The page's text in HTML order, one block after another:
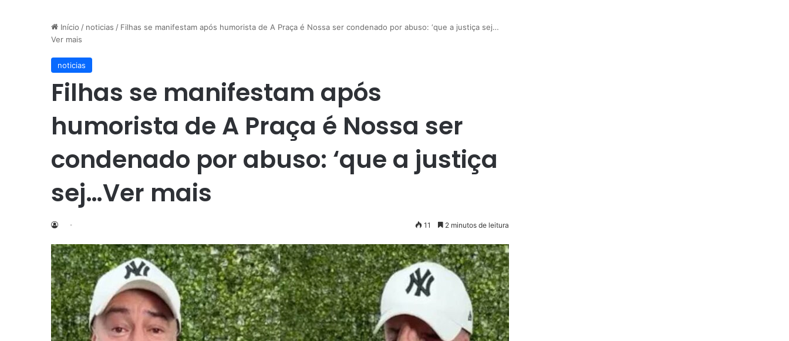
Início / noticias / Filhas se manifestam após humorista de A Praça é Nossa ser condenado por abuso: ‘que a justiça sej…
Ver mais
noticias
Filhas se manifestam após
humorista de A Praça é Nossa ser
condenado por abuso: ‘que a justiça
sej…Ver mais
11 2 minutos de leitura